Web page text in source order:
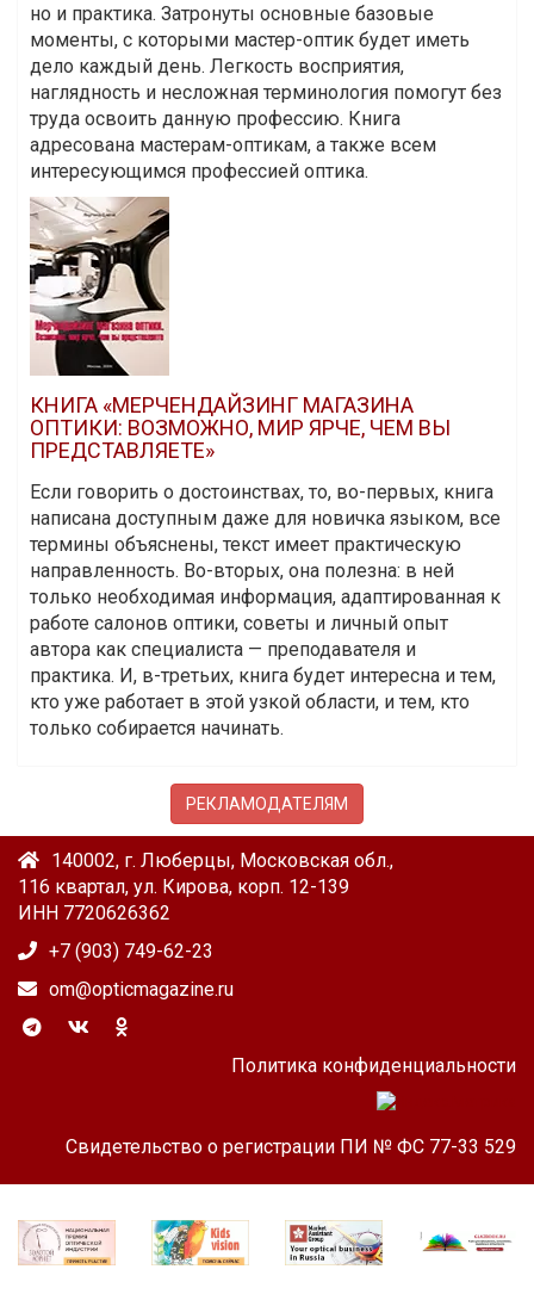
но и практика. Затронуты основные базовые
моменты, с которыми мастер-оптик будет иметь
дело каждый день. Легкость восприятия,
наглядность и несложная терминология помогут без
труда освоить данную профессию. Книга
адресована мастерам-оптикам, а также всем
интересующимся профессией оптика.
КНИГА «МЕРЧЕНДАЙЗИНГ МАГАЗИНА
ОПТИКИ: ВОЗМОЖНО, МИР ЯРЧЕ, ЧЕМ ВЫ
ПРЕДСТАВЛЯЕТЕ»
Если говорить о достоинствах, то, во-первых, книга
написана доступным даже для новичка языком, все
термины объяснены, текст имеет практическую
направленность. Во-вторых, она полезна: в ней
только необходимая информация, адаптированная к
работе салонов оптики, советы и личный опыт
автора как специалиста — преподавателя и
практика. И, в-третьих, книга будет интересна и тем,
кто уже работает в этой узкой области, и тем, кто
только собирается начинать.
РЕКЛАМОДАТЕЛЯМ
140002, г. Люберцы, Московская обл.,
116 квартал, ул. Кирова, корп. 12-139
ИНН 7720626362
+7 (903) 749-62-23
om@opticmagazine.ru
Политика конфиденциальности
Свидетельство о регистрации ПИ № ФС 77-33 529